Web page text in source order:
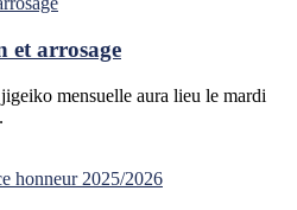
et arrosage
mensuelle aura lieu le mardi